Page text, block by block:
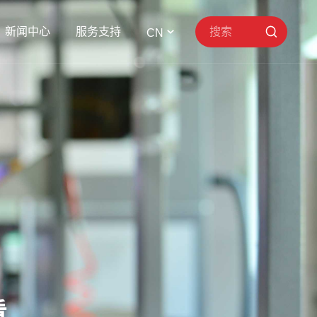
新闻中心 服务支持 CN